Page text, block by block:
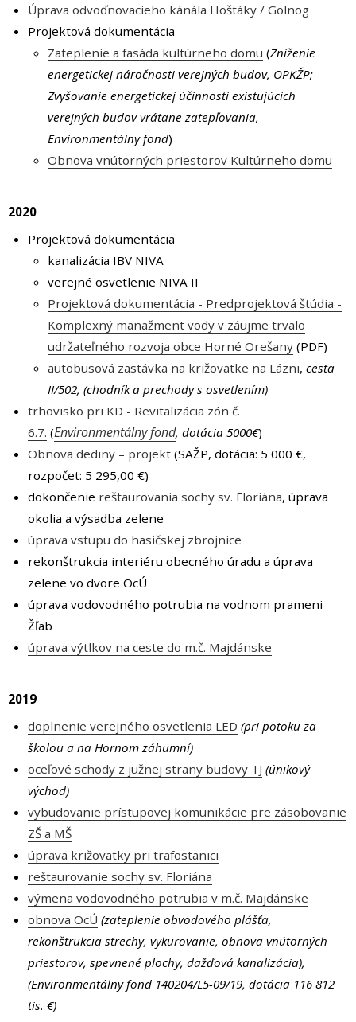
Úprava odvoďnovacieho kánála Hoštáky / Golnog
Projektová dokumentácia
Zateplenie a fasáda kultúrneho domu (Zníženie
energetickej náročnosti verejných budov, OPKŽP;
Zvyšovanie energetickej účinnosti existujúcich
verejných budov vrátane zatepľovania,
Environmentálny fond)
Obnova vnútorných priestorov Kultúrneho domu
2020
Projektová dokumentácia
kanalizácia IBV NIVA
verejné osvetlenie NIVA II
Projektová dokumentácia - Predprojektová štúdia -
Komplexný manažment vody v záujme trvalo
udržateľného rozvoja obce Horné Orešany (PDF)
autobusová zastávka na križovatke na Lázni, cesta
II/502, (chodník a prechody s osvetlením)
trhovisko pri KD - Revitalizácia zón č.
6.7. (Environmentálny fond, dotácia 5000€)
Obnova dediny – projekt (SAŽP, dotácia: 5 000 €,
rozpočet: 5 295,00 €)
dokončenie reštaurovania sochy sv. Floriána, úprava
okolia a výsadba zelene
úprava vstupu do hasičskej zbrojnice
rekonštrukcia interiéru obecného úradu a úprava
zelene vo dvore OcÚ
úprava vodovodného potrubia na vodnom prameni
Žľab
úprava výtlkov na ceste do m.č. Majdánske
2019
doplnenie verejného osvetlenia LED (pri potoku za
školou a na Hornom záhumní)
oceľové schody z južnej strany budovy TJ (únikový
východ)
vybudovanie prístupovej komunikácie pre zásobovanie
ZŠ a MŠ
úprava križovatky pri trafostanici
reštaurovanie sochy sv. Floriána
výmena vodovodného potrubia v m.č. Majdánske
obnova OcÚ (zateplenie obvodového plášťa,
rekonštrukcia strechy, vykurovanie, obnova vnútorných
priestorov, spevnené plochy, dažďová kanalizácia),
(Environmentálny fond 140204/L5-09/19, dotácia 116 812
tis. €)